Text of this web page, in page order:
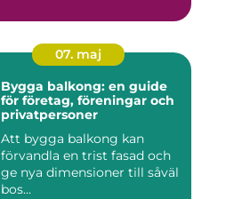
07. maj
Bygga balkong: en guide
för företag, föreningar och
privatpersoner
Att bygga balkong kan
förvandla en trist fasad och
ge nya dimensioner till såväl
bos...